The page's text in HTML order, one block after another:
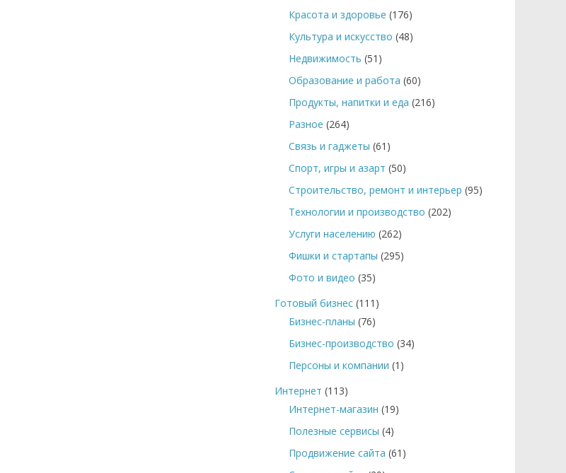
Красота и здоровье (176)
Культура и искусство (48)
Недвижимость (51)
Образование и работа (60)
Продукты, напитки и еда (216)
Разное (264)
Связь и гаджеты (61)
Спорт, игры и азарт (50)
Строительство, ремонт и интерьер (95)
Технологии и производство (202)
Услуги населению (262)
Фишки и стартапы (295)
Фото и видео (35)
Готовый бизнес (111)
Бизнес-планы (76)
Бизнес-производство (34)
Персоны и компании (1)
Интернет (113)
Интернет-магазин (19)
Полезные сервисы (4)
Продвижение сайта (61)